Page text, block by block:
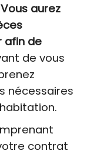
Vous aurez
afin de
de vous
nécessaires
contrat